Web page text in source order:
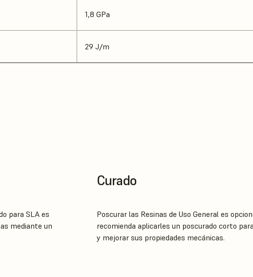
1,8 GPa
29 J/m
para SLA es
mediante un
Curado
Poscurar las Resinas de Uso General es
recomienda aplicarles un poscurado corto
y mejorar sus propiedades mecánicas.